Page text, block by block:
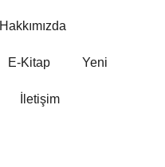
Hakkımızda
E-Kitap Yeni
İletişim